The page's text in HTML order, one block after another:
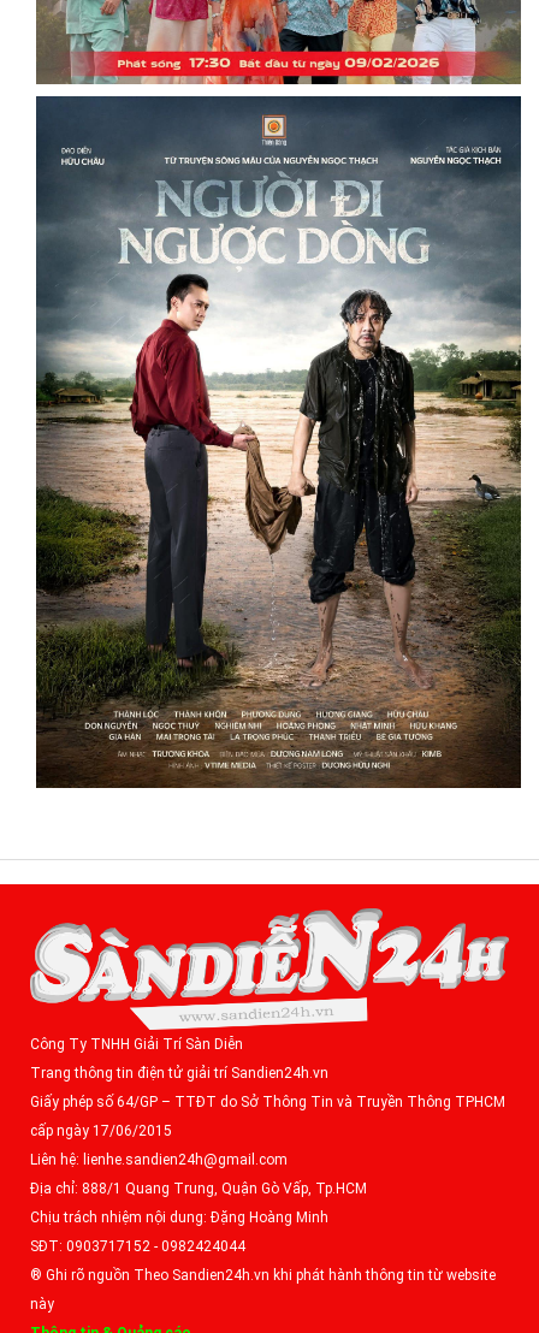
Công Ty TNHH Giải Trí Sàn Diễn
Trang thông tin điện tử giải trí Sandien24h.vn
Giấy phép số 64/GP – TTĐT do Sở Thông Tin và Truyền Thông TPHCM
cấp ngày 17/06/2015
Liên hệ: lienhe.sandien24h@gmail.com
Địa chỉ: 888/1 Quang Trung, Quận Gò Vấp, Tp.HCM
Chịu trách nhiệm nội dung: Đặng Hoàng Minh
SĐT: 0903717152 - 0982424044
® Ghi rõ nguồn Theo Sandien24h.vn khi phát hành thông tin từ website
này